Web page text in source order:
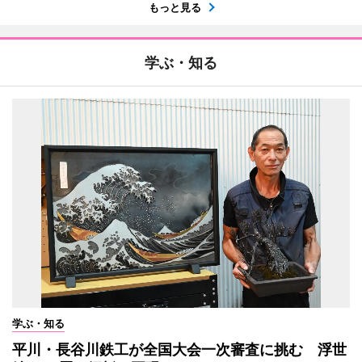
もっと見る
学ぶ・知る
学ぶ・知る
平川・長谷川鉄工が全国大会一次審査に挑む 浮世